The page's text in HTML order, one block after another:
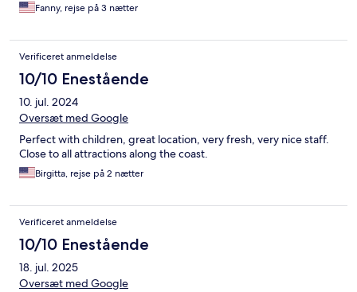
Fanny, rejse på 3 nætter
Verificeret anmeldelse
10/10 Enestående
10. jul. 2024
Oversæt med Google
Perfect with children, great location, very fresh, very nice staff.
Close to all attractions along the coast.
Birgitta, rejse på 2 nætter
Verificeret anmeldelse
10/10 Enestående
18. jul. 2025
Oversæt med Google